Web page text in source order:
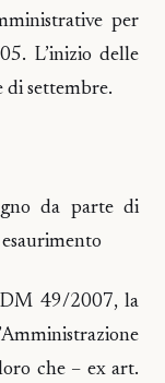
per
L’inizio delle
di settembre.
da parte di
DM 49/2007, la
che – ex art.